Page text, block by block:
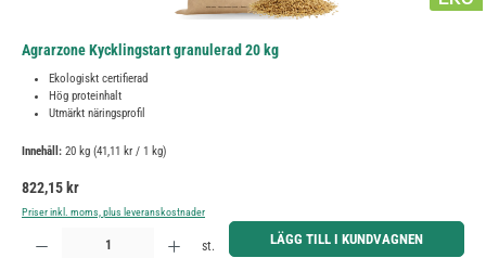
Agrarzone Kycklingstart granulerad 20 kg
Ekologiskt certifierad
Hög proteinhalt
Utmärkt näringsprofil
Innehåll: 20 kg (41,11 kr / 1 kg)
Ordinarie pris:
822,15 kr
Priser inkl. moms, plus leveranskostnader
Produktkvantitet: Ange önskat belopp eller använd knapparna för att öka eller minska kvantiteten.
st. LÄGG TILL I KUNDVAGNEN